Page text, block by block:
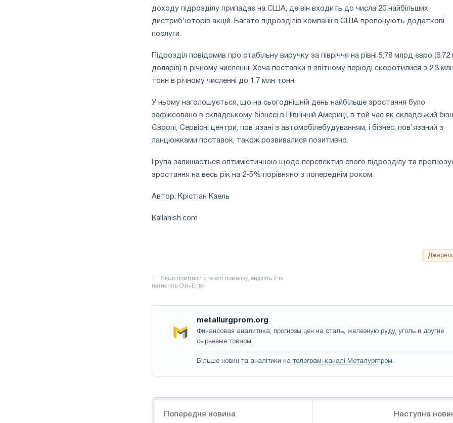
доходу підрозділу припадає на США, де він входить до числа 20 найбільших
дистриб'юторів акцій. Багато підрозділів компанії в США пропонують додаткові
послуги.
Підрозділ повідомив про стабільну виручку за півріччя на рівні 5,78 млрд євро
доларів) в річному численні, Хоча поставки в звітному періоді скоротилися з 2,3 млн
тонн в річному численні до 1,7 млн тонн
У ньому наголошується, що на сьогоднішній день найбільше зростання було
зафіксовано в складському бізнесі в Північній Америці, в той час як складський
Європі, Сервісні центри, пов'язані з автомобілебудуванням, і бізнес, пов'язаний з
ланцюжками поставок, також розвивалися позитивно.
Група залишається оптимістичною щодо перспектив свого підрозділу та
зростання на весь рік на 2-5% порівняно з попереднім роком.
Автор: Крістіан Каель
Kallanish.com
metallurgprom.org
Финансовая аналитика, прогнозы цен на сталь, железную руду, уголь и другие
сырьевые товары.
Більше новин та аналітики на телеграм-каналі Металургпром.
Попередня новина
Наступна